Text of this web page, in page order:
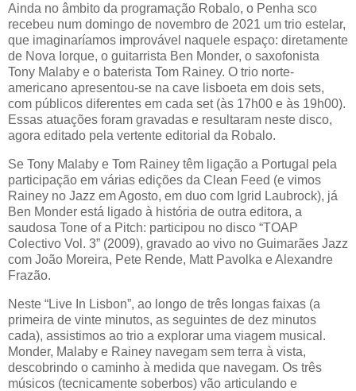
Ainda no âmbito da programação Robalo, o Penha sco
recebeu num domingo de novembro de 2021 um trio estelar,
que imaginaríamos improvável naquele espaço: diretamente
de Nova Iorque, o guitarrista Ben Monder, o saxofonista
Tony Malaby e o baterista Tom Rainey. O trio norte-
americano apresentou-se na cave lisboeta em dois sets,
com públicos diferentes em cada set (às 17h00 e às 19h00).
Essas atuações foram gravadas e resultaram neste disco,
agora editado pela vertente editorial da Robalo.
Se Tony Malaby e Tom Rainey têm ligação a Portugal pela
participação em várias edições da Clean Feed (e vimos
Rainey no Jazz em Agosto, em duo com Igrid Laubrock), já
Ben Monder está ligado à história de outra editora, a
saudosa Tone of a Pitch: participou no disco “TOAP
Colectivo Vol. 3” (2009), gravado ao vivo no Guimarães Jazz
com João Moreira, Pete Rende, Matt Pavolka e Alexandre
Frazão.
Neste “Live In Lisbon”, ao longo de três longas faixas (a
primeira de vinte minutos, as seguintes de dez minutos
cada), assistimos ao trio a explorar uma viagem musical.
Monder, Malaby e Rainey navegam sem terra à vista,
descobrindo o caminho à medida que navegam. Os três
músicos (tecnicamente soberbos) vão articulando e